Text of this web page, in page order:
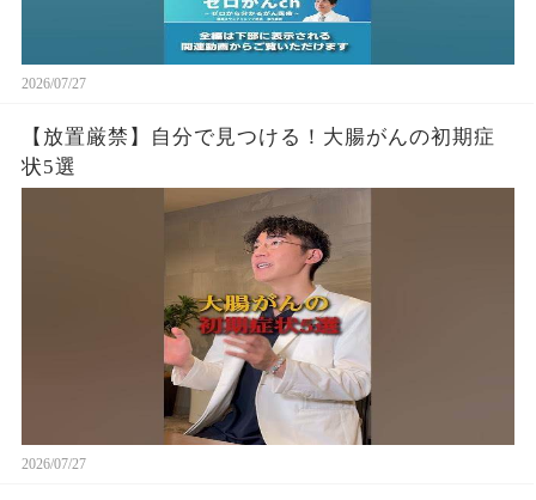
2026/07/27
【放置厳禁】自分で見つける！大腸がんの初期症
状5選
2026/07/27